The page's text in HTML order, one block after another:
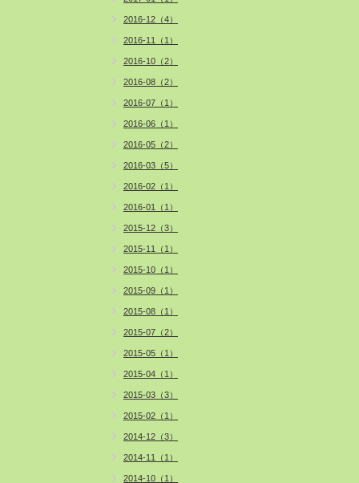
2016-12（4）
2016-11（1）
2016-10（2）
2016-08（2）
2016-07（1）
2016-06（1）
2016-05（2）
2016-03（5）
2016-02（1）
2016-01（1）
2015-12（3）
2015-11（1）
2015-10（1）
2015-09（1）
2015-08（1）
2015-07（2）
2015-05（1）
2015-04（1）
2015-03（3）
2015-02（1）
2014-12（3）
2014-11（1）
2014-10（1）